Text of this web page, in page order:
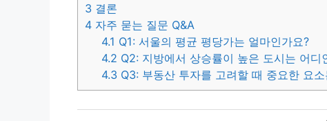
3 결론
4 자주 묻는 질문 Q&A
4.1 Q1: 서울의 평균 평당가는 얼마인가요?
4.2 Q2: 지방에서 상승률이 높은 도시는 어디
4.3 Q3: 부동산 투자를 고려할 때 중요한 요